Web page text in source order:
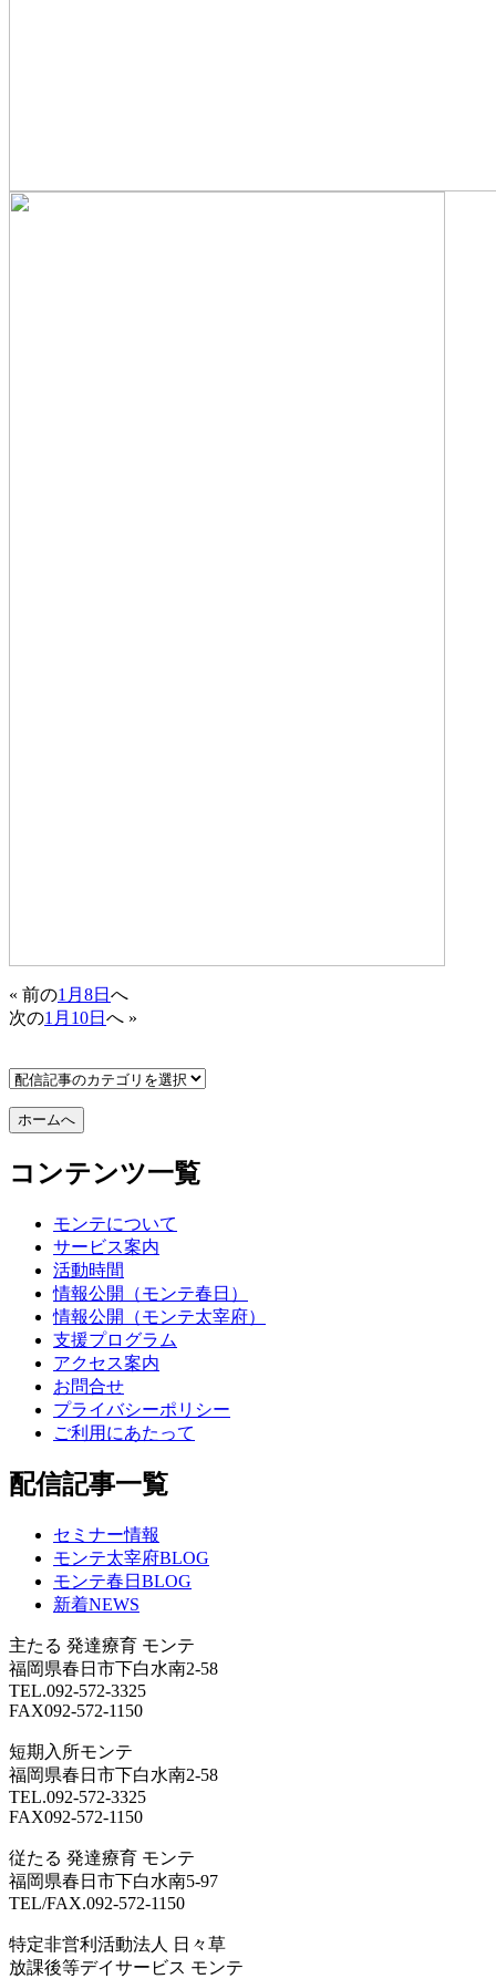
« 前の1月8日 へ
次の1月10日 へ »
コンテンツ一覧
モンテについて
サービス案内
活動時間
情報公開（モンテ春日）
情報公開（モンテ太宰府）
支援プログラム
アクセス案内
お問合せ
プライバシーポリシー
ご利用にあたって
配信記事一覧
セミナー情報
モンテ太宰府BLOG
モンテ春日BLOG
新着NEWS
主たる 発達療育 モンテ
福岡県春日市下白水南2-58
TEL.092-572-3325
FAX092-572-1150
短期入所モンテ
福岡県春日市下白水南2-58
TEL.092-572-3325
FAX092-572-1150
従たる 発達療育 モンテ
福岡県春日市下白水南5-97
TEL/FAX.092-572-1150
特定非営利活動法人 日々草
放課後等デイサービス モンテ